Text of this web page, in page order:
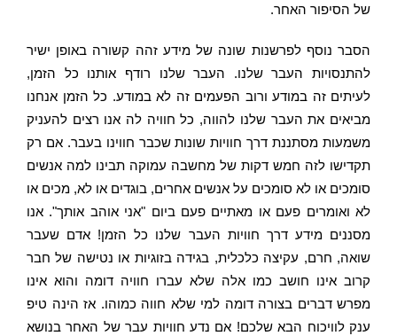
של הסיפור האחר.
הסבר נוסף לפרשנות שונה של מידע זהה קשורה באופן ישיר
להתנסויות העבר שלנו. העבר שלנו רודף אותנו כל הזמן,
לעיתים זה במודע ורוב הפעמים זה לא במודע. כל הזמן אנחנו
מביאים את העבר שלנו להווה, כל חוויה לה אנו רצים להעניק
משמעות מסתננת דרך חוויות שונות שכבר חווינו בעבר. אם רק
תקדישו לזה חמש דקות של מחשבה עמוקה תבינו למה אנשים
סומכים או לא סומכים על אנשים אחרים, בוגדים או לא, מכים או
לא ואומרים פעם או מאתיים פעם ביום "אני אוהב אותך". אנו
מסננים מידע דרך חוויות העבר שלנו כל הזמן! אדם שעבר
שואה, חרם, עקיצה כלכלית, בגידה בזוגיות או נטישה של חבר
קרוב אינו חושב כמו אלה שלא עברו חוויה דומה והוא אינו
מפרש דברים בצורה דומה למי שלא חווה כמוהו. אז הינה טיפ
ענק לוויכוח הבא שלכם! אם נדע חוויות עבר של האחר בנושא